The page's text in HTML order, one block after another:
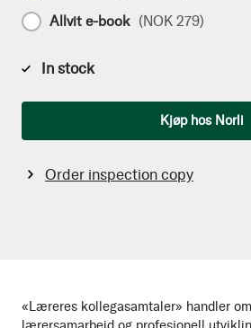
«Læreres kollegasamtaler» handler
Allvit e-book (NOK 279)
In stock
Kjøp hos Norli
Order inspection copy